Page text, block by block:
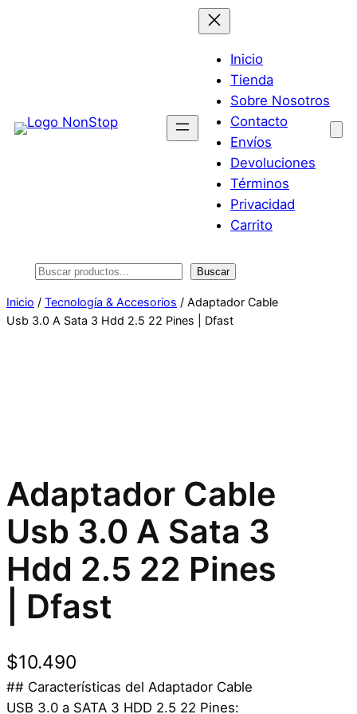
Inicio
Tienda
Sobre Nosotros
Contacto
Envíos
Devoluciones
Términos
Privacidad
Carrito
Buscar Buscar
Inicio / Tecnología & Accesorios / Adaptador Cable
Usb 3.0 A Sata 3 Hdd 2.5 22 Pines | Dfast
Adaptador Cable
Usb 3.0 A Sata 3
Hdd 2.5 22 Pines
| Dfast
$10.490
## Características del Adaptador Cable
USB 3.0 a SATA 3 HDD 2.5 22 Pines: